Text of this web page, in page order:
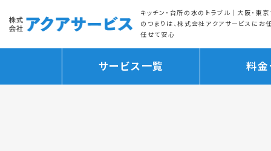
キッチン・台所の水のトラブル｜大阪・東
のつまりは、株式会社アクアサービスにお
任せて安心
サービス一覧 料